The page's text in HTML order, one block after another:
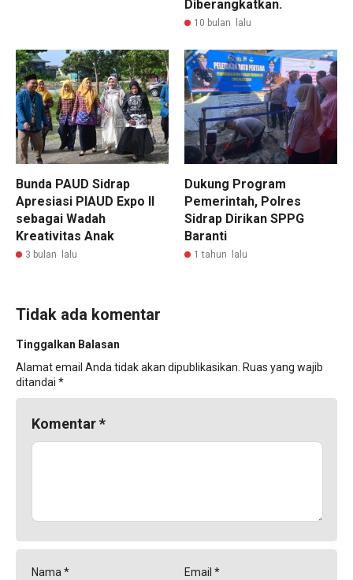
Diberangkatkan.
10 bulan lalu
Bunda PAUD Sidrap
Apresiasi PIAUD Expo II
sebagai Wadah
Kreativitas Anak
3 bulan lalu
Dukung Program
Pemerintah, Polres
Sidrap Dirikan SPPG
Baranti
1 tahun lalu
Tidak ada komentar
Tinggalkan Balasan
Alamat email Anda tidak akan dipublikasikan. Ruas yang wajib
ditandai *
Komentar*
Nama* Email *